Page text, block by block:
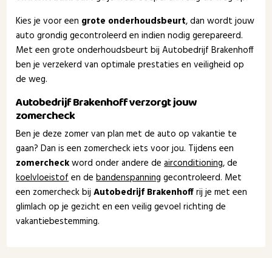
Kies je voor een grote onderhoudsbeurt, dan wordt jouw
auto grondig gecontroleerd en indien nodig gerepareerd.
Met een grote onderhoudsbeurt bij Autobedrijf Brakenhoff
ben je verzekerd van optimale prestaties en veiligheid op
de weg.
Autobedrijf Brakenhoff verzorgt jouw
zomercheck
Ben je deze zomer van plan met de auto op vakantie te
gaan? Dan is een zomercheck iets voor jou. Tijdens een
zomercheckword onder andere deairconditioning, de
koelvloeistofen debandenspanning gecontroleerd. Met
een zomercheck bijAutobedrijf Brakenhoffrij je met een
glimlach op je gezicht en een veilig gevoel richting de
vakantiebestemming.